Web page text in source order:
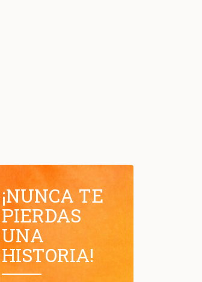
¡NUNCA TE
PIERDAS
UNA
HISTORIA!